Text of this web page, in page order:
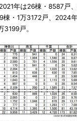
年は26棟・8587戸
・1万3172戸、2024
戸。